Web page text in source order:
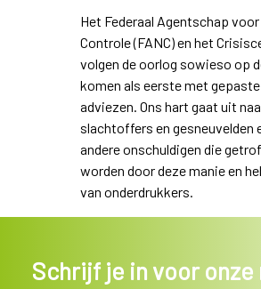
Het Federaal Agentschap
Controle (FANC) en het
volgen de oorlog sowieso op
komen als eerste met gepaste
adviezen. Ons hart gaat uit
slachtoffers en gesneuvelden
andere onschuldigen die
worden door deze manie en
van onderdrukkers.
Schrijf je in voor